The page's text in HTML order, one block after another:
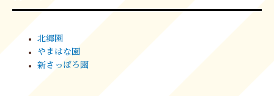
北郷園
やまはな園
新さっぽろ園